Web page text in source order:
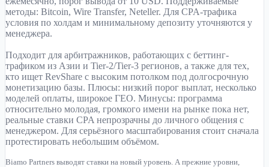
методы: Bitcoin, Wire Transfer, Neteller. Для CPA-трафика
условия по холдам и минимальному депозиту уточняются у
менеджера.
Подходит для арбитражников, работающих с беттинг-
трафиком из Азии и Tier-2/Tier-3 регионов, а также для тех,
кто ищет RevShare с высоким потолком под долгосрочную
монетизацию базы. Плюсы: низкий порог выплат, несколько
моделей оплаты, широкое ГЕО. Минусы: программа
относительно молодая, громкого имени на рынке пока нет,
реальные ставки CPA непрозрачны до личного общения с
менеджером. Для серьёзного масштабирования стоит сначала
протестировать небольшим объёмом.
Biamo Partners выводят ставки на новый уровень. А прежние уровни,